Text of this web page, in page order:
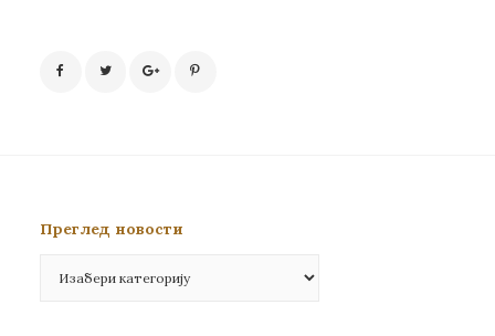
Преглед новости
новости